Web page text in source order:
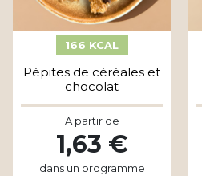
166 KCAL
Pépites de céréales et
chocolat
A partir de
1,63 €
dans un programme